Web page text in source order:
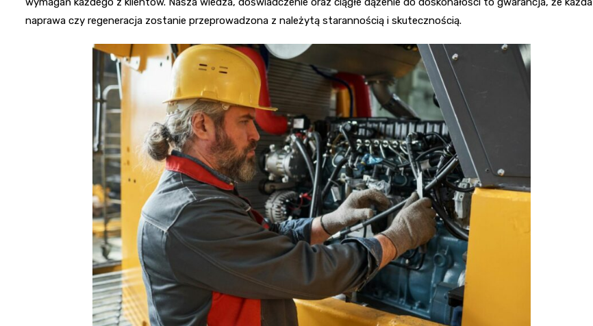
naprawa czy regeneracja zostanie przeprowadzona z należytą starannością i skutecznością.